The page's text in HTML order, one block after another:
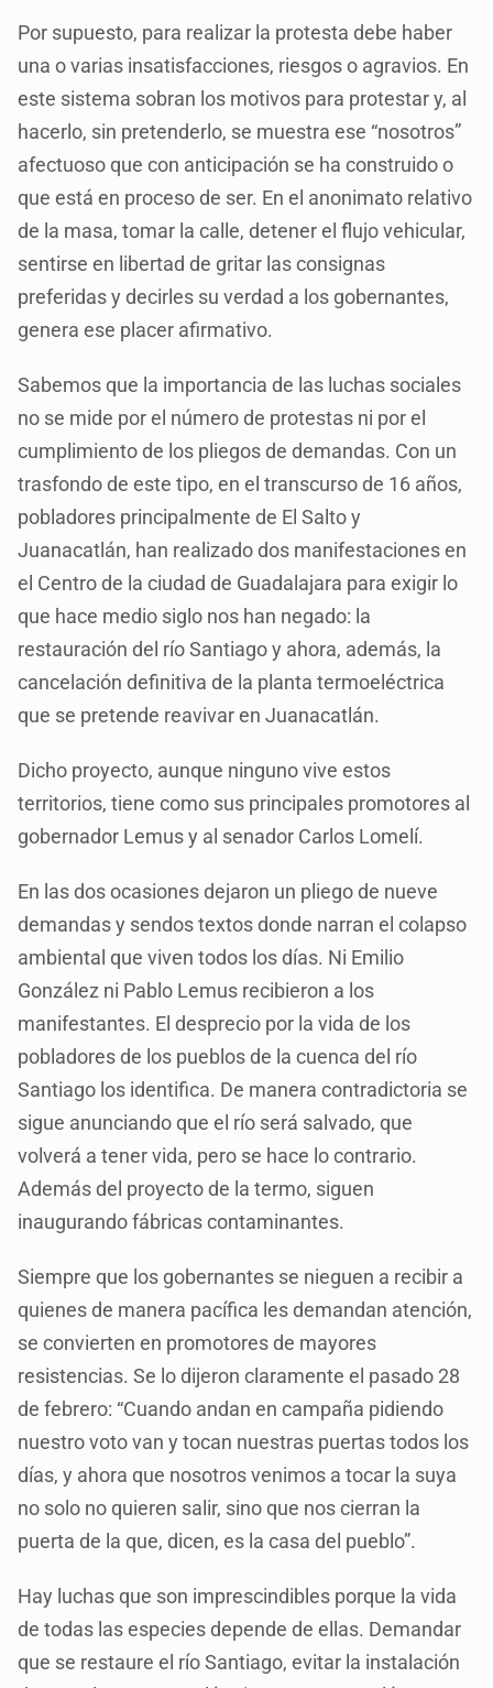
Por supuesto, para realizar la protesta debe haber
una o varias insatisfacciones, riesgos o agravios. En
este sistema sobran los motivos para protestar y, al
hacerlo, sin pretenderlo, se muestra ese “nosotros”
afectuoso que con anticipación se ha construido o
que está en proceso de ser. En el anonimato relativo
de la masa, tomar la calle, detener el flujo vehicular,
sentirse en libertad de gritar las consignas
preferidas y decirles su verdad a los gobernantes,
genera ese placer afirmativo.
Sabemos que la importancia de las luchas sociales
no se mide por el número de protestas ni por el
cumplimiento de los pliegos de demandas. Con un
trasfondo de este tipo, en el transcurso de 16 años,
pobladores principalmente de El Salto y
Juanacatlán, han realizado dos manifestaciones en
el Centro de la ciudad de Guadalajara para exigir lo
que hace medio siglo nos han negado: la
restauración del río Santiago y ahora, además, la
cancelación definitiva de la planta termoeléctrica
que se pretende reavivar en Juanacatlán.
Dicho proyecto, aunque ninguno vive estos
territorios, tiene como sus principales promotores al
gobernador Lemus y al senador Carlos Lomelí.
En las dos ocasiones dejaron un pliego de nueve
demandas y sendos textos donde narran el colapso
ambiental que viven todos los días. Ni Emilio
González ni Pablo Lemus recibieron a los
manifestantes. El desprecio por la vida de los
pobladores de los pueblos de la cuenca del río
Santiago los identifica. De manera contradictoria se
sigue anunciando que el río será salvado, que
volverá a tener vida, pero se hace lo contrario.
Además del proyecto de la termo, siguen
inaugurando fábricas contaminantes.
Siempre que los gobernantes se nieguen a recibir a
quienes de manera pacífica les demandan atención,
se convierten en promotores de mayores
resistencias. Se lo dijeron claramente el pasado 28
de febrero: “Cuando andan en campaña pidiendo
nuestro voto van y tocan nuestras puertas todos los
días, y ahora que nosotros venimos a tocar la suya
no solo no quieren salir, sino que nos cierran la
puerta de la que, dicen, es la casa del pueblo”.
Hay luchas que son imprescindibles porque la vida
de todas las especies depende de ellas. Demandar
que se restaure el río Santiago, evitar la instalación